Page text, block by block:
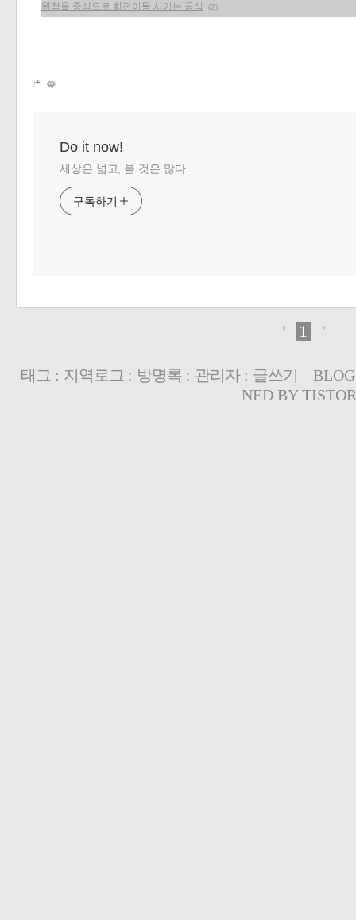
원점을 중심으로 회전이동 시키는 공식 (2)
Do it now!
세상은 넓고, 볼 것은 많다.
구독하기
1
태그 : 지역로그 : 방명록: 관리자: 글쓰기
NED BY